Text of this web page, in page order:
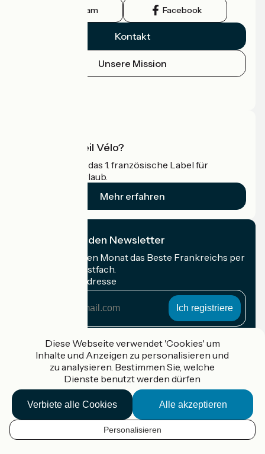
DE
Instagram Facebook
Kontakt
Unsere Mission
Was ist Accueil Vélo?
Accueil Vélo ist das 1. französische Label für
Radfahrer im Urlaub.
Mehr erfahren
Ich abonniere den Newsletter
Erhalten Sie jeden Monat das Beste Frankreichs per
Rad in Ihrem Postfach.
Meine E-Mail-Adresse
Adresse
Gefördert im Rahmen von Destination France
Accueil Vélo Pro
Kontakt
Rechtliche Informationen
Diese Webseite verwendet 'Cookies' um
Inhalte und Anzeigen zu personalisieren und
zu analysieren. Bestimmen Sie, welche
Dienste benutzt werden dürfen
Alle akzeptieren
Verbiete alle Cookies
Personalisieren